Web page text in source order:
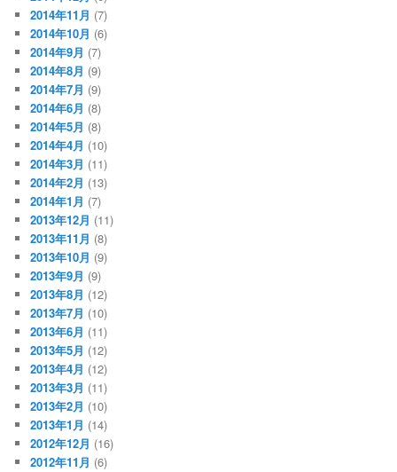
2014年11月 (7)
2014年10月 (6)
2014年9月 (7)
2014年8月 (9)
2014年7月 (9)
2014年6月 (8)
2014年5月 (8)
2014年4月 (10)
2014年3月 (11)
2014年2月 (13)
2014年1月 (7)
2013年12月 (11)
2013年11月 (8)
2013年10月 (9)
2013年9月 (9)
2013年8月 (12)
2013年7月 (10)
2013年6月 (11)
2013年5月 (12)
2013年4月 (12)
2013年3月 (11)
2013年2月 (10)
2013年1月 (14)
2012年12月 (16)
2012年11月 (6)